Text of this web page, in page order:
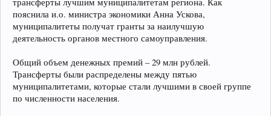
пояснила и.о. министра экономики Анна Ускова,
муниципалитеты получат гранты за наилучшую
деятельность органов местного самоуправления.
Общий объем денежных премий – 29 млн рублей.
Трансферты были распределены между пятью
муниципалитетами, которые стали лучшими в своей группе
по численности населения.